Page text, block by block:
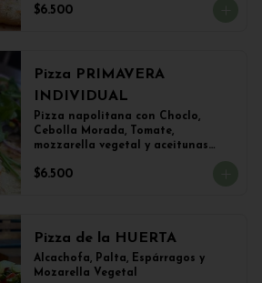
$6.500
Pizza PRIMAVERA
INDIVIDUAL
Pizza napolitana con Choclo,
Cebolla Morada, Tomate,
mozzarella vegetal y aceitunas
$6.500
Pizza de la HUERTA
Alcachofa, Palta, Espárragos y
Mozarella Vegetal